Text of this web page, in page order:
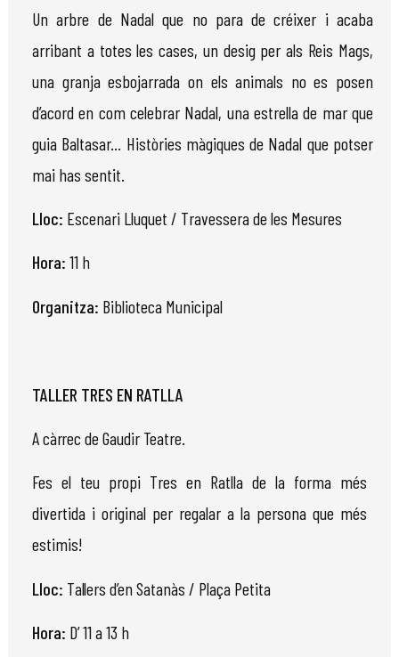
Un arbre de Nadal que no para de créixer i acaba
arribant a totes les cases, un desig per als Reis Mags,
una granja esbojarrada on els animals no es posen
d’acord en com celebrar Nadal, una estrella de marque
guia Baltasar...
Històries màgiques de Nadal que potser
mai has sentit.
Lloc: Escenari Lluquet / Travessera de les Mesures
Hora: 11 h
Organitza: Biblioteca Municipal
TALLER TRES EN RATLLA
Acàrrec deGaudir Teatre.
Fes el teu propi Tres en Ratlla de la forma més
divertida i original per regalar a la persona que més
estimis!
Lloc: Tallers d’en Satanàs / Plaça Petita
Hora: D’ 11 a 13 h